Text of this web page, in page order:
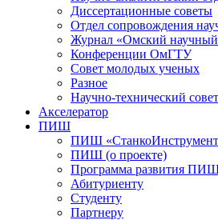
Диссертационные советы
Отдел сопровождения
Журнал «Омский научный
Конференции ОмГТУ
Совет молодых ученых
Разное
Научно-технический совет
Акселератор
ПИШ
ПИШ
ПИШ (о проекте)
Программа развития
Абитуриенту
Студенту
Партнеру